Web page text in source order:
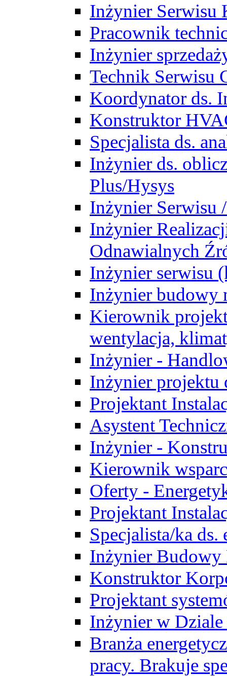
Inżynier Serwisu
Pracownik
Inżynier
Technik Serwisu
Koordynator ds.
Konstruktor
Specjalista ds.
Inżynier ds.
Plus/Hysys
Inżynier Serwisu
Inżynier
Odnawialnych
Inżynier serwisu
Inżynier budowy
Kierownik
wentylacja,
Inżynier -
Inżynier projektu
Projektant
Asystent
Inżynier -
Kierownik
Oferty -
Projektant
Specjalista/ka
Inżynier
Konstruktor
Projektant
Inżynier w
Branża
pracy. Brakuje